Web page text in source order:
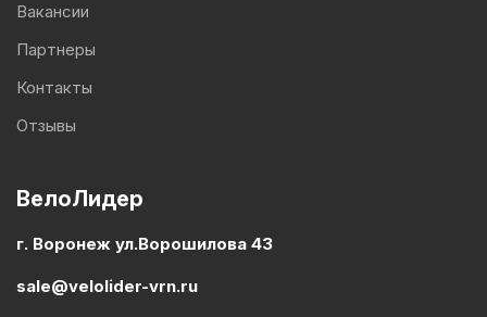
ВелоЛидер
г. Воронеж ул.Ворошилова 43
sale@velolider-vrn.ru
Вакансии
Партнеры
Контакты
Отзывы